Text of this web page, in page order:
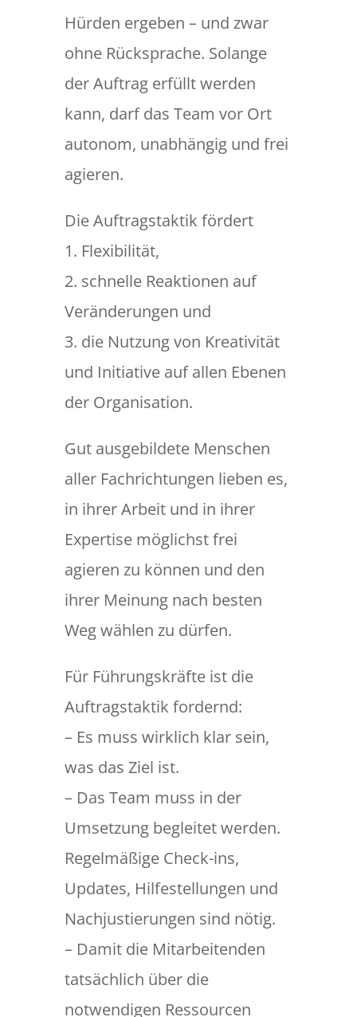
Hürden ergeben – und zwar
ohne Rücksprache. Solange
der Auftrag erfüllt werden
kann, darf das Team vor Ort
autonom, unabhängig und frei
agieren.
Die Auftragstaktik fördert
1. Flexibilität,
2. schnelle Reaktionen auf
Veränderungen und
3. die Nutzung von Kreativität
und Initiative auf allen Ebenen
der Organisation.
Gut ausgebildete Menschen
aller Fachrichtungen lieben es,
in ihrer Arbeit und in ihrer
Expertise möglichst frei
agieren zu können und den
ihrer Meinung nach besten
Weg wählen zu dürfen.
Für Führungskräfte ist die
Auftragstaktik fordernd:
– Es muss wirklich klar sein,
was das Ziel ist.
– Das Team muss in der
Umsetzung begleitet werden.
Regelmäßige Check-ins,
Updates, Hilfestellungen und
Nachjustierungen sind nötig.
– Damit die Mitarbeitenden
tatsächlich über die
notwendigen Ressourcen